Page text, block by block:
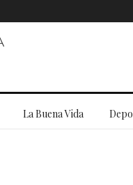
La Buena Vida